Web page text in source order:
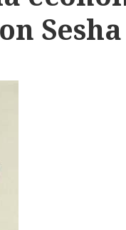
Sesha